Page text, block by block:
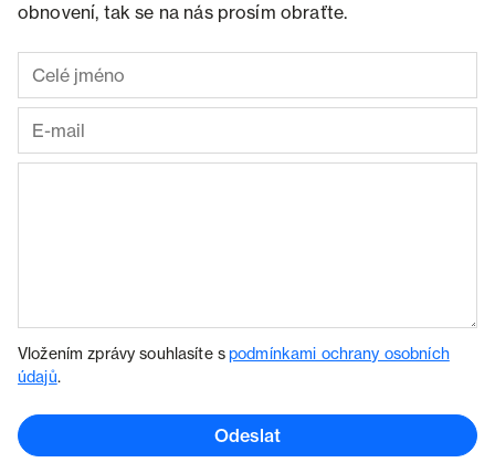
obnovení, tak se na nás prosím obraťte.
Vložením zprávy souhlasíte spodmínkami ochrany osobních
údajů.
Odeslat